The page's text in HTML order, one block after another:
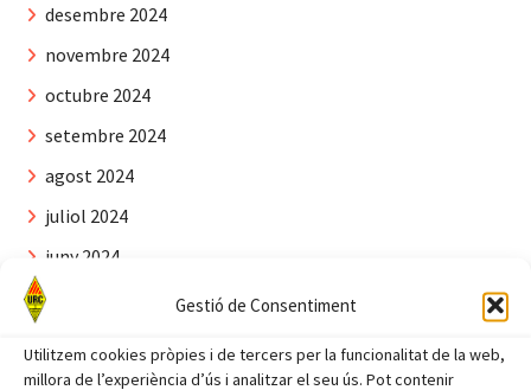
Gestió de Consentiment
Utilitzem cookies pròpies i de tercers per la funcionalitat de la web,
millora de l’experiència d’ús i analitzar el seu ús. Pot contenir
desembre 2024
novembre 2024
octubre 2024
setembre 2024
agost 2024
juliol 2024
juny 2024
maig 2024
març 2024